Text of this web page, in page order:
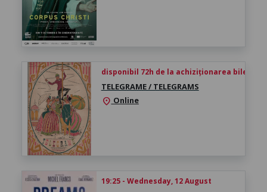
disponibil 72h de la achiziționarea biletului
TELEGRAME / TELEGRAMS
location_on Online
19:25 - Wednesday, 12 August